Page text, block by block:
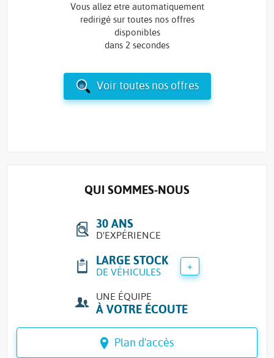
QUI SOMMES-NOUS
30 ANS
D'EXPÉRIENCE
LARGE STOCK
DE VÉHICULES
+
UNE ÉQUIPE
À VOTRE ÉCOUTE
Plan d'accès
Vous allez etre automatiquement
redirigé sur toutes nos offres
disponibles
dans 2 secondes
Voir toutes nos offres